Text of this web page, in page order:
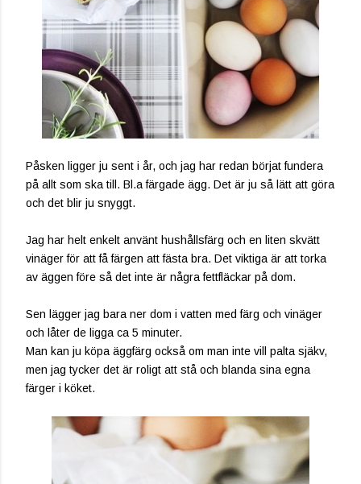
Påsken ligger ju sent i år, och jag har redan börjat fundera
på allt som ska till. Bl.a färgade ägg. Det är ju så lätt att göra
och det blir ju snyggt.
Jag har helt enkelt använt hushållsfärg och en liten skvätt
vinäger för att få färgen att fästa bra. Det viktiga är att torka
av äggen före så det inte är några fettfläckar på dom.
Sen lägger jag bara ner dom i vatten med färg och vinäger
och låter de ligga ca 5 minuter.
Man kan ju köpa äggfärg också om man inte vill palta sjäkv,
men jag tycker det är roligt att stå och blanda sina egna
färger i köket.